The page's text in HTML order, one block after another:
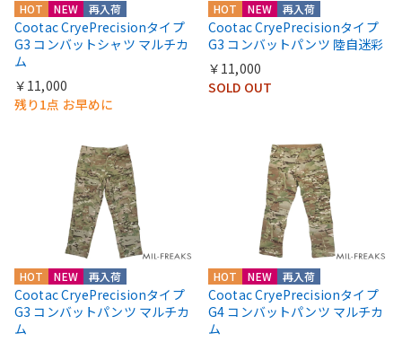
HOT NEW 再入荷
Cootac CryePrecisionタイプ
G3 コンバットシャツ マルチカ
ム
￥11,000
残り1点 お早めに
HOT NEW 再入荷
Cootac CryePrecisionタイプ
G3 コンバットパンツ 陸自迷彩
￥11,000
SOLD OUT
HOT NEW 再入荷
Cootac CryePrecisionタイプ
G3 コンバットパンツ マルチカ
ム
HOT NEW 再入荷
Cootac CryePrecisionタイプ
G4 コンバットパンツ マルチカ
ム